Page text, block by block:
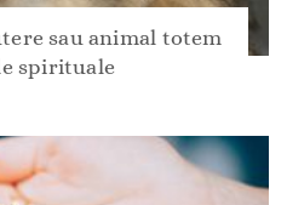
sau animal totem
spirituale